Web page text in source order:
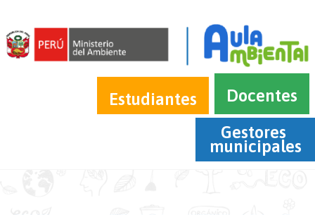
Estudiantes
Docentes
Gestores
municipales